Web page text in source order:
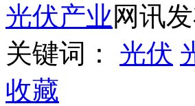
光伏产业网讯
关键词： 光伏
收藏